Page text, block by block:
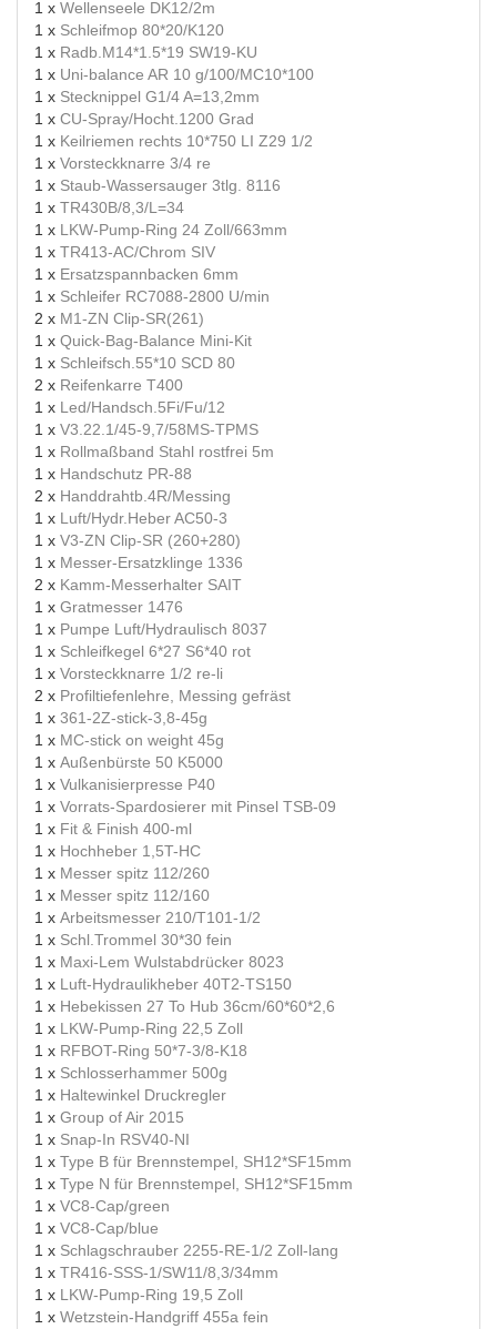
1 x Wellenseele DK12/2m
1 x Schleifmop 80*20/K120
1 x Radb.M14*1.5*19 SW19-KU
1 x Uni-balance AR 10 g/100/MC10*100
1 x Stecknippel G1/4 A=13,2mm
1 x CU-Spray/Hocht.1200 Grad
1 x Keilriemen rechts 10*750 LI Z29 1/2
1 x Vorsteckknarre 3/4 re
1 x Staub-Wassersauger 3tlg. 8116
1 x TR430B/8,3/L=34
1 x LKW-Pump-Ring 24 Zoll/663mm
1 x TR413-AC/Chrom SIV
1 x Ersatzspannbacken 6mm
1 x Schleifer RC7088-2800 U/min
2 x M1-ZN Clip-SR(261)
1 x Quick-Bag-Balance Mini-Kit
1 x Schleifsch.55*10 SCD 80
2 x Reifenkarre T400
1 x Led/Handsch.5Fi/Fu/12
1 x V3.22.1/45-9,7/58MS-TPMS
1 x Rollmaßband Stahl rostfrei 5m
1 x Handschutz PR-88
2 x Handdrahtb.4R/Messing
1 x Luft/Hydr.Heber AC50-3
1 x V3-ZN Clip-SR (260+280)
1 x Messer-Ersatzklinge 1336
2 x Kamm-Messerhalter SAIT
1 x Gratmesser 1476
1 x Pumpe Luft/Hydraulisch 8037
1 x Schleifkegel 6*27 S6*40 rot
1 x Vorsteckknarre 1/2 re-li
2 x Profiltiefenlehre, Messing gefräst
1 x 361-2Z-stick-3,8-45g
1 x MC-stick on weight 45g
1 x Außenbürste 50 K5000
1 x Vulkanisierpresse P40
1 x Vorrats-Spardosierer mit Pinsel TSB-09
1 x Fit & Finish 400-ml
1 x Hochheber 1,5T-HC
1 x Messer spitz 112/260
1 x Messer spitz 112/160
1 x Arbeitsmesser 210/T101-1/2
1 x Schl.Trommel 30*30 fein
1 x Maxi-Lem Wulstabdrücker 8023
1 x Luft-Hydraulikheber 40T2-TS150
1 x Hebekissen 27 To Hub 36cm/60*60*2,6
1 x LKW-Pump-Ring 22,5 Zoll
1 x RFBOT-Ring 50*7-3/8-K18
1 x Schlosserhammer 500g
1 x Haltewinkel Druckregler
1 x Group of Air 2015
1 x Snap-In RSV40-NI
1 x Type B für Brennstempel, SH12*SF15mm
1 x Type N für Brennstempel, SH12*SF15mm
1 x VC8-Cap/green
1 x VC8-Cap/blue
1 x Schlagschrauber 2255-RE-1/2 Zoll-lang
1 x TR416-SSS-1/SW11/8,3/34mm
1 x LKW-Pump-Ring 19,5 Zoll
1 x Wetzstein-Handgriff 455a fein